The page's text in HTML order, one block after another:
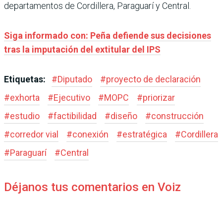
departamentos de Cordillera, Paraguarí y Central.
Siga informado con: Peña defiende sus decisiones
tras la imputación del extitular del IPS
Etiquetas: #Diputado #proyecto de declaración
#exhorta #Ejecutivo #MOPC #priorizar
#estudio #factibilidad #diseño #construcción
#corredor vial #conexión #estratégica #Cordillera
#Paraguarí #Central
Déjanos tus comentarios en Voiz